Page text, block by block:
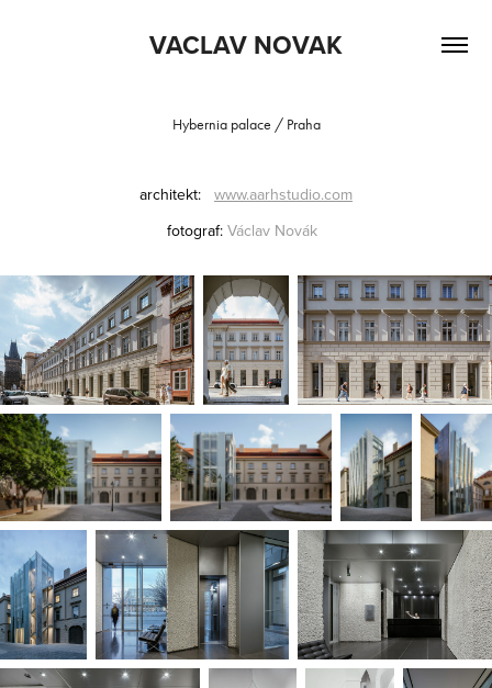
VACLAV NOVAK
Hybernia palace / Praha
architekt: www.aarhstudio.com
fotograf: Václav Novák